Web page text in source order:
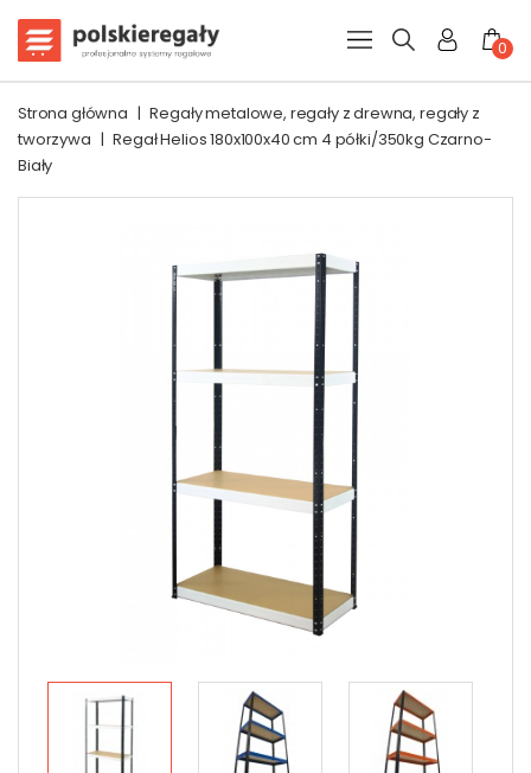
0
Strona główna | Regały metalowe, regały z drewna, regały z
tworzywa | Regał Helios 180x100x40 cm 4 półki/350kg Czarno-
Biały